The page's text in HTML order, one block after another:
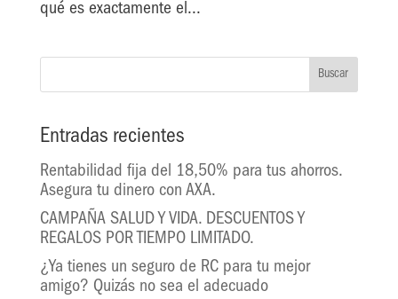
qué es exactamente el...
Entradas recientes
Rentabilidad fija del 18,50% para tus ahorros.
Asegura tu dinero con AXA.
CAMPAÑA SALUD Y VIDA. DESCUENTOS Y
REGALOS POR TIEMPO LIMITADO.
¿Ya tienes un seguro de RC para tu mejor
amigo? Quizás no sea el adecuado